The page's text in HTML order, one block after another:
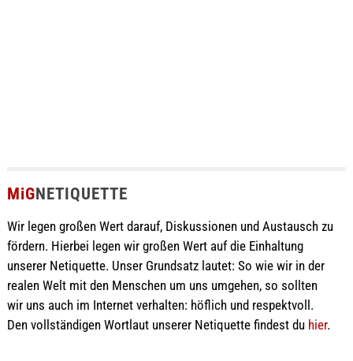
MiGNETIQUETTE
Wir legen großen Wert darauf, Diskussionen und Austausch zu
fördern. Hierbei legen wir großen Wert auf die Einhaltung
unserer Netiquette. Unser Grundsatz lautet: So wie wir in der
realen Welt mit den Menschen um uns umgehen, so sollten
wir uns auch im Internet verhalten: höflich und respektvoll.
Den vollständigen Wortlaut unserer Netiquette findest du hier.